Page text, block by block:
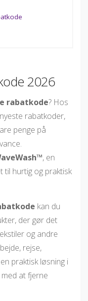
2026
rabatkode? Hos
rabatkoder,
penge på
, en
til hurtig og praktisk
kan du
der gør det
og andre
rejse,
praktisk løsning i
at fjerne